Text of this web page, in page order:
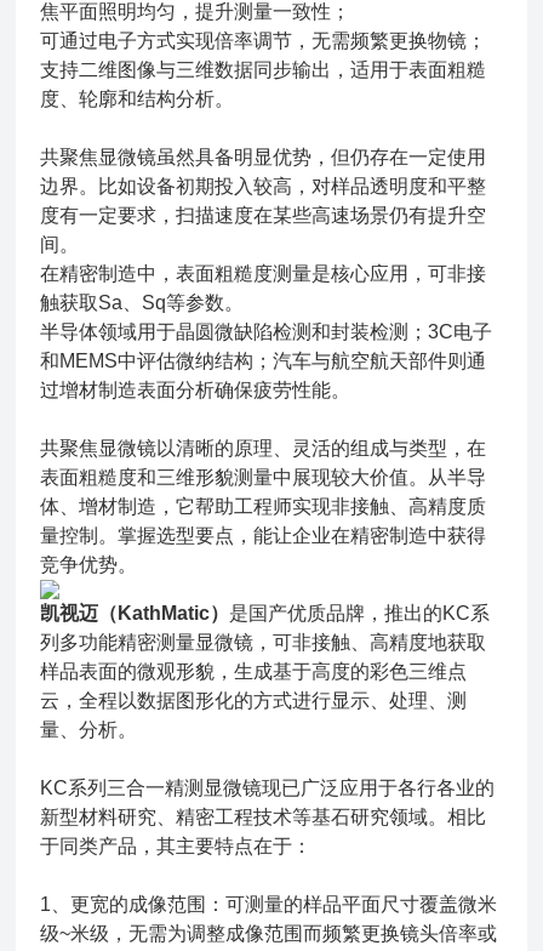
焦平面照明均匀，提升测量一致性；
可通过电子方式实现倍率调节，无需频繁更换物镜；
支持二维图像与三维数据同步输出，适用于表面粗糙
度、轮廓和结构分析。
共聚焦显微镜虽然具备明显优势，但仍存在一定使用
边界。比如设备初期投入较高，对样品透明度和平整
度有一定要求，扫描速度在某些高速场景仍有提升空
间。
在精密制造中，表面粗糙度测量是核心应用，可非接
触获取Sa、Sq等参数。
半导体领域用于晶圆微缺陷检测和封装检测；3C电子
和MEMS中评估微纳结构；汽车与航空航天部件则通
过增材制造表面分析确保疲劳性能。
共聚焦显微镜以清晰的原理、灵活的组成与类型，在
表面粗糙度和三维形貌测量中展现较大价值。从半导
体、增材制造，它帮助工程师实现非接触、高精度质
量控制。掌握选型要点，能让企业在精密制造中获得
竞争优势。
凯视迈（KathMatic） 是国产优质品牌，推出的KC系
列多功能精密测量显微镜，可非接触、高精度地获取
样品表面的微观形貌，生成基于高度的彩色三维点
云，全程以数据图形化的方式进行显示、处理、测
量、分析。
KC系列三合一精测显微镜现已广泛应用于各行各业的
新型材料研究、精密工程技术等基石研究领域。相比
于同类产品，其主要特点在于：
1、更宽的成像范围：可测量的样品平面尺寸覆盖微米
级~米级，无需为调整成像范围而频繁更换镜头倍率或